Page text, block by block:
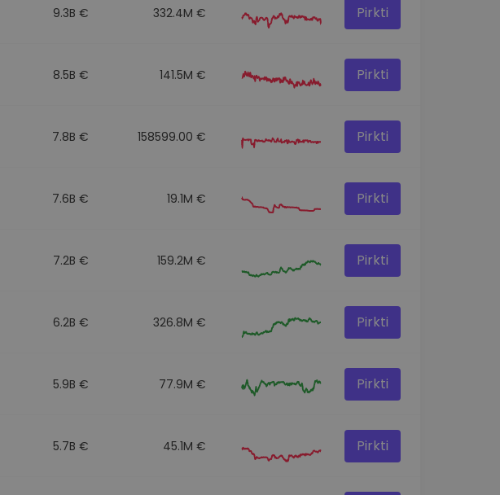
9.3B € 332.4M € Pirkti
8.5B € 141.5M € Pirkti
7.8B € 158599.00 € Pirkti
7.6B € 19.1M € Pirkti
7.2B € 159.2M € Pirkti
6.2B € 326.8M € Pirkti
5.9B € 77.9M € Pirkti
5.7B € 45.1M € Pirkti